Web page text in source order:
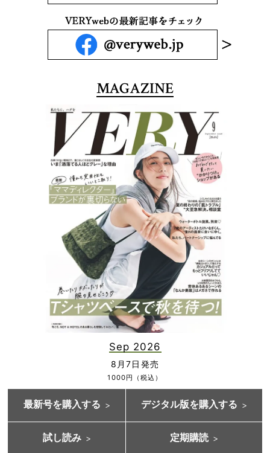
MAGAZINE
Sep 2026
8月7日発売
1000円（税込）
最新号を購入する デジタル版を購入する
試し読み 定期購読